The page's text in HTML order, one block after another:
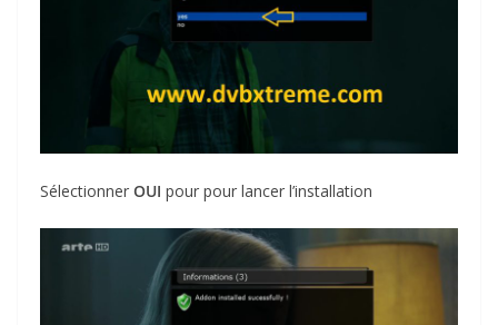
Sélectionner OUI pour pour lancer l’installation